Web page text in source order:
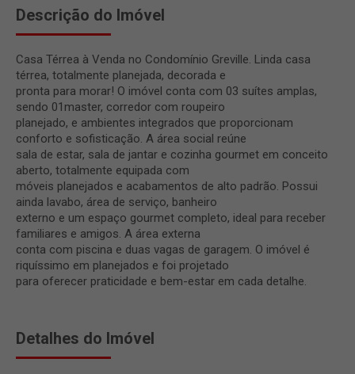
Descrição do Imóvel
Casa Térrea à Venda no Condomínio Greville. Linda casa
térrea, totalmente planejada, decorada e
pronta para morar! O imóvel conta com 03 suítes amplas,
sendo 01master, corredor com roupeiro
planejado, e ambientes integrados que proporcionam
conforto e sofisticação. A área social reúne
sala de estar, sala de jantar e cozinha gourmet em conceito
aberto, totalmente equipada com
móveis planejados e acabamentos de alto padrão. Possui
ainda lavabo, área de serviço, banheiro
externo e um espaço gourmet completo, ideal para receber
familiares e amigos. A área externa
conta com piscina e duas vagas de garagem. O imóvel é
riquíssimo em planejados e foi projetado
para oferecer praticidade e bem-estar em cada detalhe.
Detalhes do Imóvel